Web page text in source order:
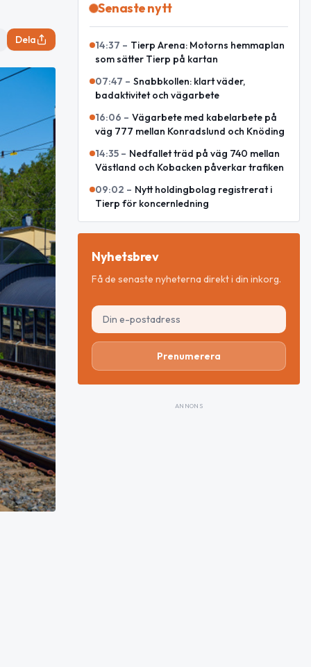
Dela
Senaste nytt
14:37 – Tierp Arena: Motorns hemmaplan
som sätter Tierp på kartan
07:47 – Snabbkollen: klart väder,
badaktivitet och vägarbete
16:06 – Vägarbete med kabelarbete på
väg 777 mellan Konradslund och Knöding
14:35 – Nedfallet träd på väg 740 mellan
Västland och Kobacken påverkar trafiken
09:02 – Nytt holdingbolag registrerat i
Tierp för koncernledning
Nyhetsbrev
Få de senaste nyheterna direkt i din inkorg.
Prenumerera
ANNONS